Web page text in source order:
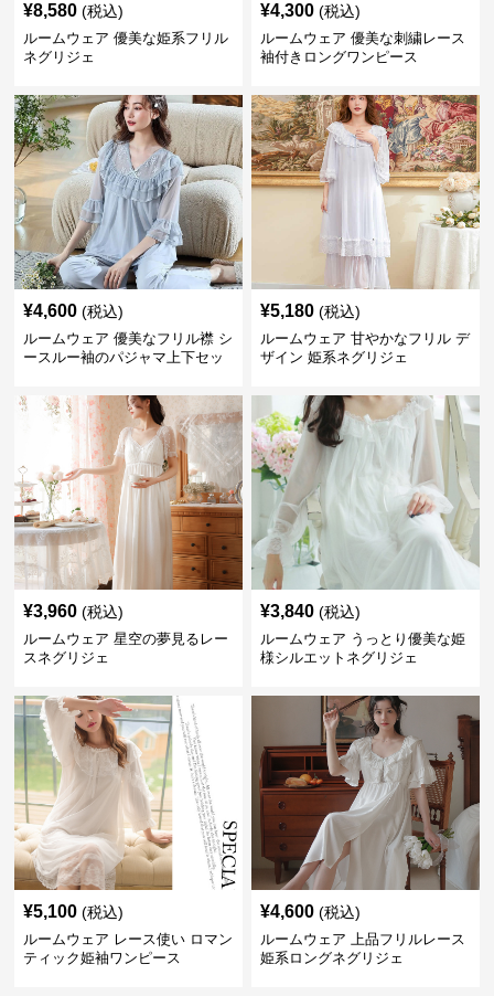
¥8,580 (税込)
ルームウェア 優美な姫系フリル
ネグリジェ
¥4,300 (税込)
ルームウェア 優美な刺繍レース
袖付きロングワンピース
¥4,600 (税込)
ルームウェア 優美なフリル襟 シ
ースルー袖のパジャマ上下セッ
¥5,180 (税込)
ルームウェア 甘やかなフリル デ
ザイン 姫系ネグリジェ
¥3,960 (税込)
ルームウェア 星空の夢見るレー
スネグリジェ
¥3,840 (税込)
ルームウェア うっとり優美な姫
様シルエットネグリジェ
¥5,100 (税込)
ルームウェア レース使い ロマン
ティック姫袖ワンピース
¥4,600 (税込)
ルームウェア 上品フリルレース
姫系ロングネグリジェ